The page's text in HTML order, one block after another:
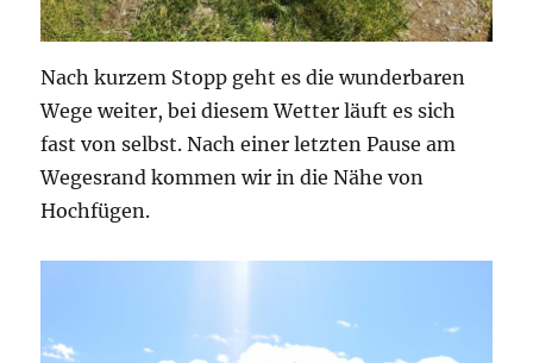
Nach kurzem Stopp geht es die wunderbaren
Wege weiter, bei diesem Wetter läuft es sich
fast von selbst. Nach einer letzten Pause am
Wegesrand kommen wir in die Nähe von
Hochfügen.